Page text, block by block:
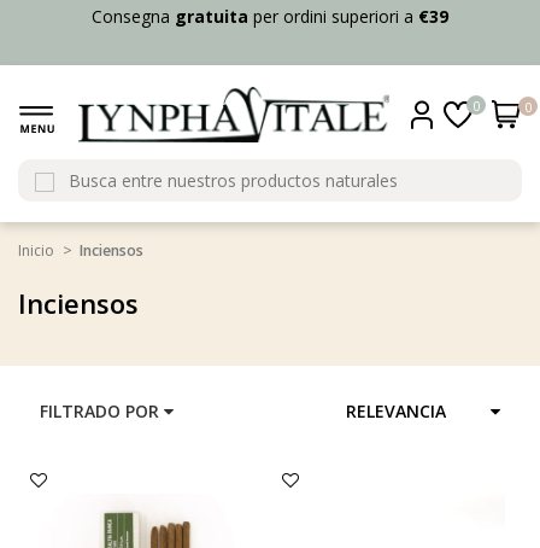
Consegna gratuita per ordini superiori a €39
0 0
Inicio Inciensos
Inciensos
FILTRADO POR RELEVANCIA